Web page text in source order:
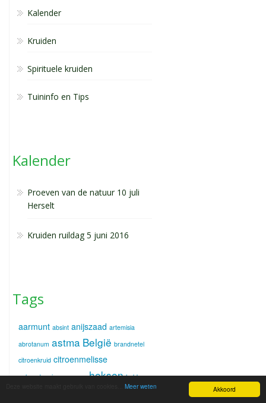
Akkoord
Meer weten
Kalender
Kruiden
Spirituele kruiden
Tuininfo en Tips
Kalender
Proeven van de natuur 10 juli
Herselt
Kruiden ruildag 5 juni 2016
Tags
aarmunt absint anijszaad artemisia
abrotanum astma België brandnetel
citroenkruid citroenmelisse
galaandoeningen gazon heksen hobby